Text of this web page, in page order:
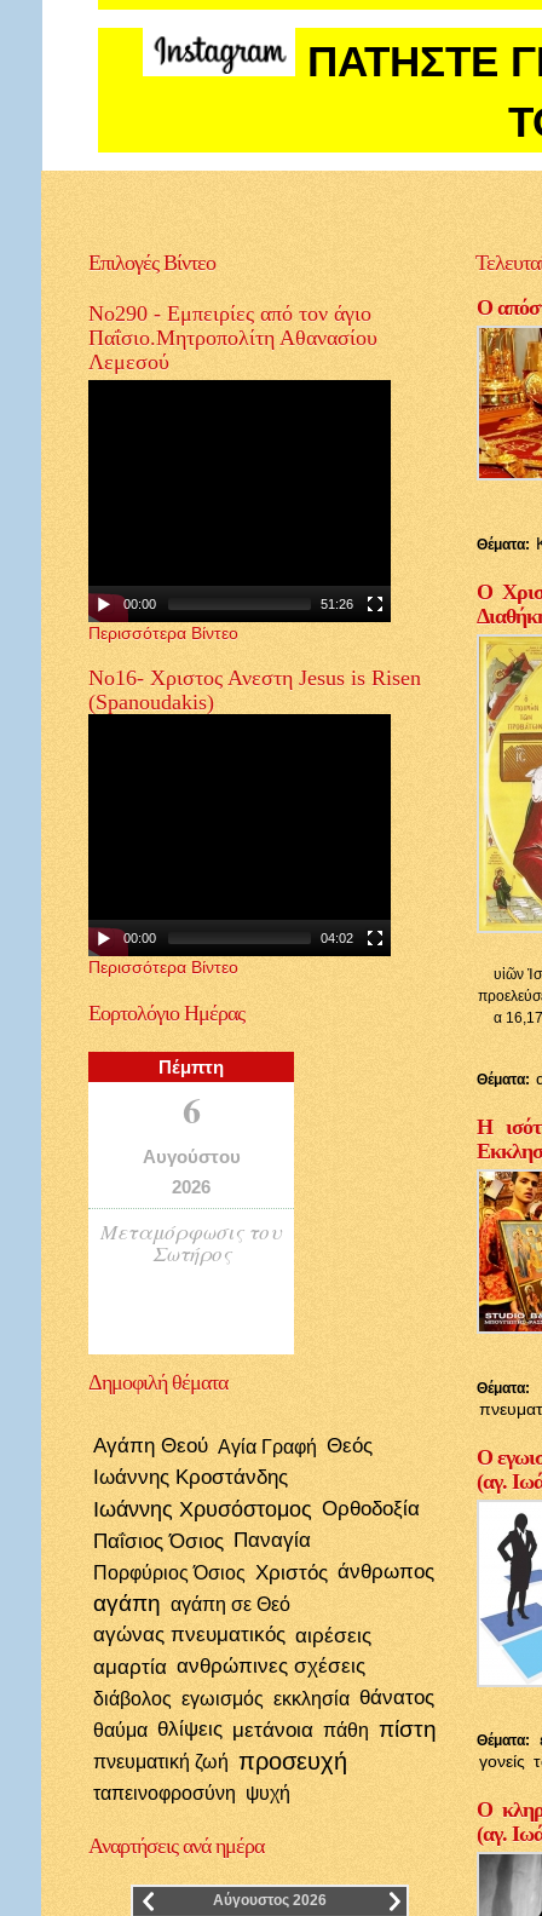
ΠΑΤΗΣΤΕ
ΕπιλογέςΒίντεο
No290 - Εμπειρίες από τον άγιο
Παΐσιο.Μητροπολίτη Αθανασίου
Λεμεσού
00:00 51:26
Περισσότερα Βίντεο
Νο16- Χριστος Ανεστη Jesus is Risen
(Spanoudakis)
00:00 04:02
Περισσότερα Βίντεο
ΕορτολόγιοΗμέρας
Πέμπτη
6
Αυγούστου
2026
Μεταμόρφωσις του
Σωτήρος
Δημοφιλήθέματα
Αγάπη Θεού Αγία Γραφή Θεός
Ιωάννης Κροστάνδης
Ιωάννης Χρυσόστομος Ορθοδοξία
Παΐσιος Όσιος Παναγία
Πορφύριος Όσιος Χριστός άνθρωπος
αγάπη αγάπη σε Θεό
αγώνας πνευματικός αιρέσεις
αμαρτία ανθρώπινες σχέσεις
διάβολος εγωισμός εκκλησία θάνατος
θαύμα θλίψεις μετάνοια πάθη πίστη
πνευματική ζωή προσευχή
ταπεινοφροσύνη ψυχή
Αναρτήσειςανά ημέρα
__ Αύγουστος 2026 __
Ο
Θέματα:
Ο
υἱῶν
α 16,17
Θέματα:
Η
Θέματα:
Ο
(αγ.
Θέματα:
γονείς
Ο
(αγ.